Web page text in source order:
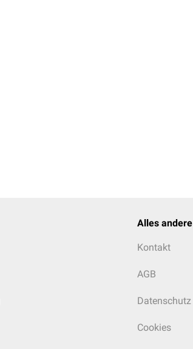
Alles andere
Kontakt
AGB
Datenschutz
Cookies